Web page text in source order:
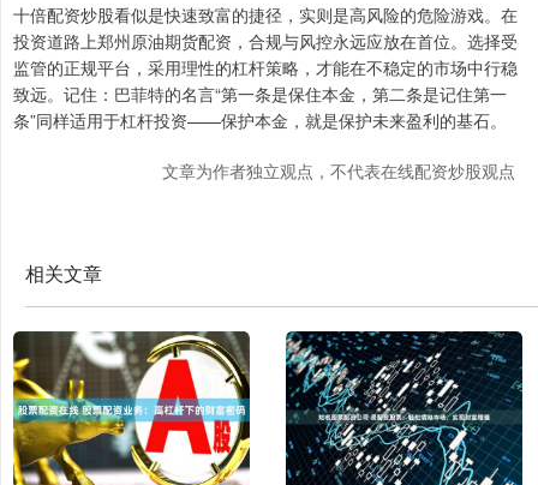
十倍配资炒股看似是快速致富的捷径，实则是高风险的危险游戏。在
投资道路上郑州原油期货配资，合规与风控永远应放在首位。选择受
监管的正规平台，采用理性的杠杆策略，才能在不稳定的市场中行稳
致远。记住：巴菲特的名言“第一条是保住本金，第二条是记住第一
条”同样适用于杠杆投资——保护本金，就是保护未来盈利的基石。
文章为作者独立观点，不代表在线配资炒股观点
相关文章